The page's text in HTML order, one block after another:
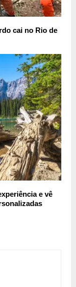
cai no Rio de
e vê